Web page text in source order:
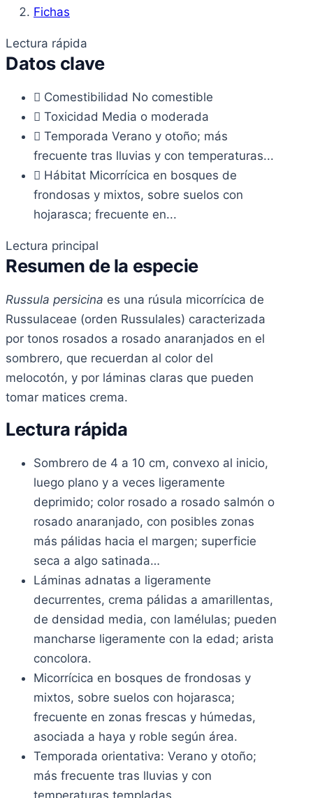
Fichas
Lectura rápida
Datos clave
Comestibilidad No comestible
Toxicidad Media o moderada
Temporada Verano y otoño; más
frecuente tras lluvias y con temperaturas...
Hábitat Micorrícica en bosques de
frondosas y mixtos, sobre suelos con
hojarasca; frecuente en...
Lectura principal
Resumen de la especie
Russula persicina es una rúsula micorrícica de
Russulaceae (orden Russulales) caracterizada
por tonos rosados a rosado anaranjados en el
sombrero, que recuerdan al color del
melocotón, y por láminas claras que pueden
tomar matices crema.
Lectura rápida
Sombrero de 4 a 10 cm, convexo al inicio,
luego plano y a veces ligeramente
deprimido; color rosado a rosado salmón o
rosado anaranjado, con posibles zonas
más pálidas hacia el margen; superficie
seca a algo satinada…
Láminas adnatas a ligeramente
decurrentes, crema pálidas a amarillentas,
de densidad media, con lamélulas; pueden
mancharse ligeramente con la edad; arista
concolora.
Micorrícica en bosques de frondosas y
mixtos, sobre suelos con hojarasca;
frecuente en zonas frescas y húmedas,
asociada a haya y roble según área.
Temporada orientativa: Verano y otoño;
más frecuente tras lluvias y con